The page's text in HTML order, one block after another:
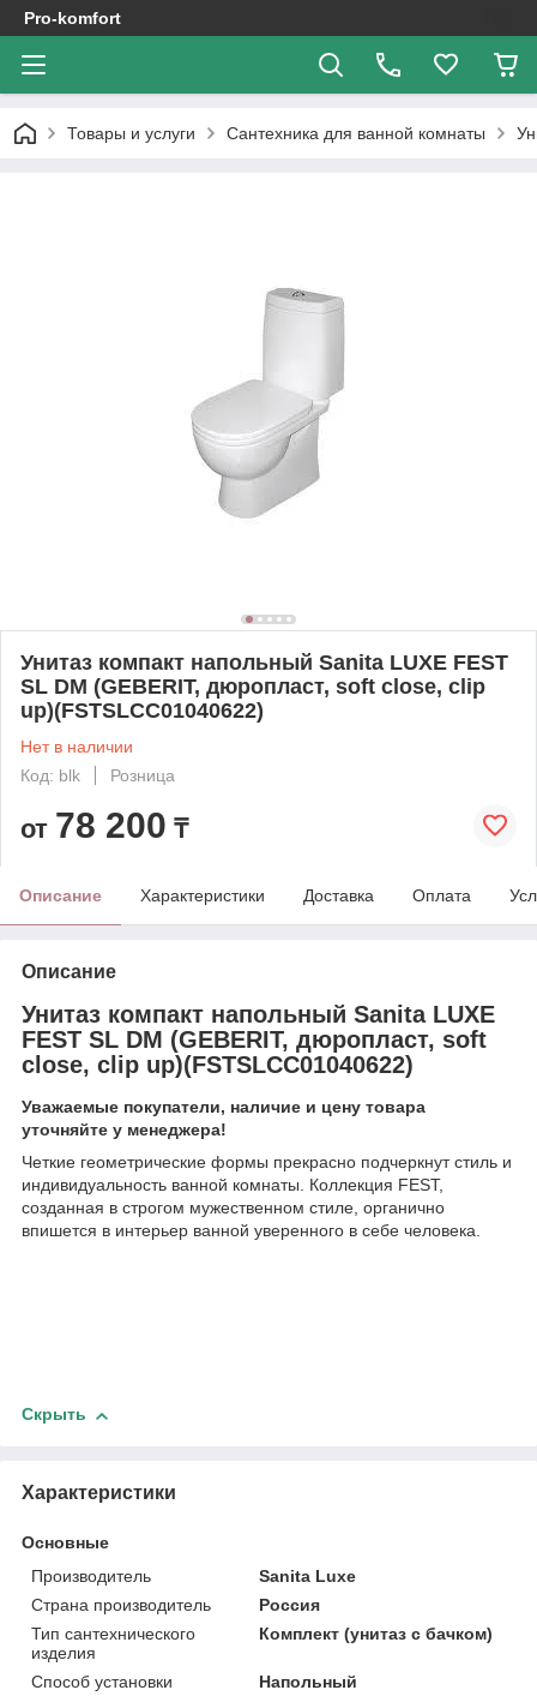
Pro-komfort
Товары и услуги Сантехника для ванной комнаты
Унитаз компакт напольный Sanita LUXE FEST
SL DM (GEBERIT, дюропласт, soft close, clip
up)(FSTSLCC01040622)
Нет в наличии
Код: blk
Розница
от 78 200 ₸
Описание Характеристики Доставка Оплата
Описание
Унитаз компакт напольный Sanita LUXE
FEST SL DM (GEBERIT, дюропласт, soft
close, clip up)(FSTSLCC01040622)
Уважаемые покупатели, наличие и цену товара
уточняйте у менеджера!
Четкие геометрические формы прекрасно подчеркнут стиль и
индивидуальность ванной комнаты. Коллекция FEST,
созданная в строгом мужественном стиле, органично
впишется в интерьер ванной уверенного в себе человека.
Скрыть
Характеристики
Основные
Производитель
Sanita Luxe
Страна производитель
Россия
Тип сантехнического
изделия
Комплект (унитаз с бачком)
Способ установки
Напольный